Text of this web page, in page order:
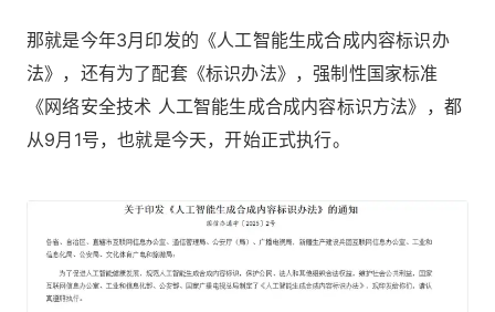
那就是今年3月印发的《人工智能生成合成内容标识办
法》，还有为了配套《标识办法》，强制性国家标准
《网络安全技术 人工智能生成合成内容标识方法》，都
从9月1号，也就是今天，开始正式执行。